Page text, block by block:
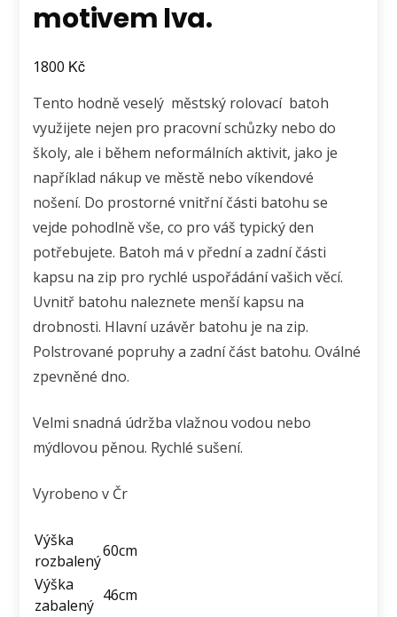
motivem lva.
1800 Kč
Tento hodně veselý městský rolovací batoh
využijete nejen pro pracovní schůzky nebo do
školy, ale i během neformálních aktivit, jako je
například nákup ve městě nebo víkendové
nošení. Do prostorné vnitřní části batohu se
vejde pohodlně vše, co pro váš typický den
potřebujete. Batoh má v přední a zadní části
kapsu na zip pro rychlé uspořádání vašich věcí.
Uvnitř batohu naleznete menší kapsu na
drobnosti. Hlavní uzávěr batohu je na zip.
Polstrované popruhy a zadní část batohu. Oválné
zpevněné dno.
Velmi snadná údržba vlažnou vodou nebo
mýdlovou pěnou. Rychlé sušení.
Vyrobeno v Čr
Výška
rozbalený
60cm
Výška
zabalený
46cm